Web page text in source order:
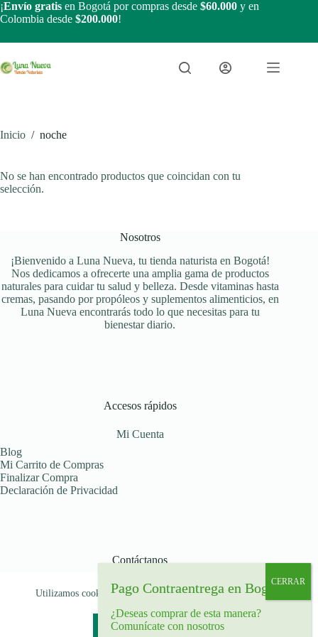
Saltar
al
Utilizamos cookies para garantizar que le brindamos la mejor
experiencia en nuestra web.
Aceptar Rechazar
¡Envío gratis en Bogotá por compras desde $60.000 y en
Colombia desde $200.000!
Inicio / noche
No se han encontrado productos que coincidan con tu
selección.
Nosotros
¡Bienvenido a Luna Nueva, tu tienda naturista en Bogotá!
Nos dedicamos a ofrecerte una amplia gama de productos
naturales para cuidar tu salud y belleza. Desde vitaminas hasta
cremas, pasando por propóleos y suplementos alimenticios, en
Luna Nueva encontrarás todo lo que necesitas para tu
bienestar diario.
Accesos rápidos
Mi Cuenta
Blog
Mi Carrito de Compras
Finalizar Compra
Declaración de Privacidad
Contáctanos
Déjanos tu mensaje
Celular: (+57) 319 516 07 91
Bogotá, Colombia
Copyright © 2026 - Tema para WordPress deCreative
¿Deseas comprar de esta manera?
Comunícate con nosotros